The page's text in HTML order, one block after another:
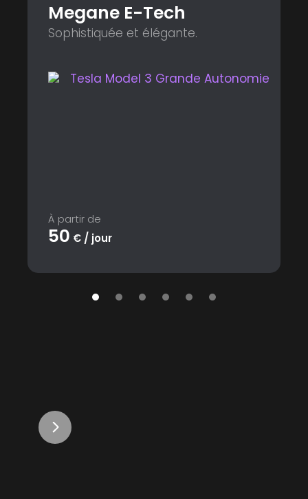
Megane E-Tech
Sophistiquée et élégante.
À partir de
50 € / jour